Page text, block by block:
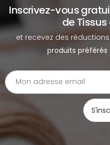
Inscrivez-vous
de Tissus
et recevez des
produits préférés